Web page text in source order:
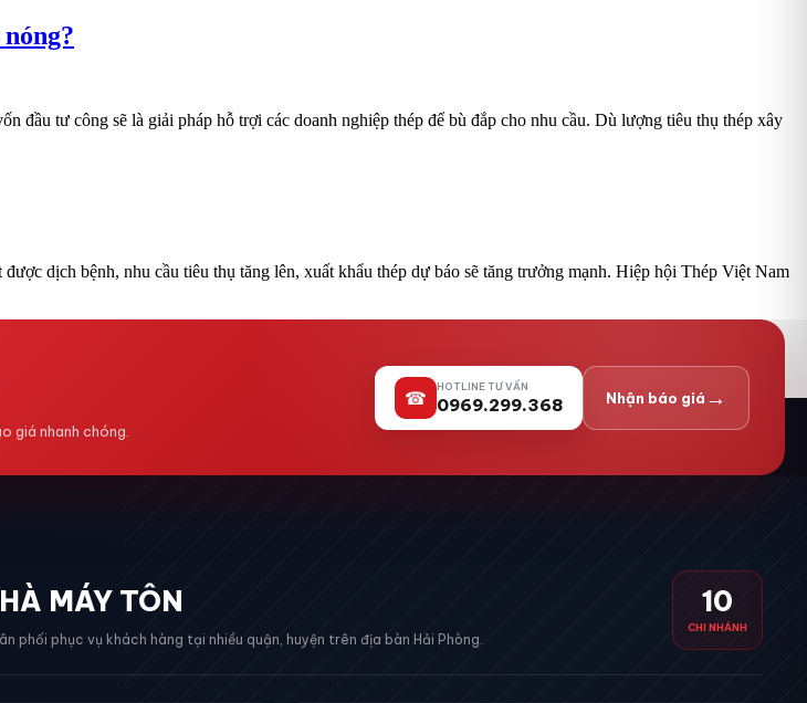
tư công sẽ là giải pháp hỗ trợi các doanh nghiệp thép để bù đắp cho nhu cầu. Dù lượng tiêu thụ thép xây
dịch bệnh, nhu cầu tiêu thụ tăng lên, xuất khẩu thép dự báo sẽ tăng trưởng mạnh. Hiệp hội Thép Việt Nam
giá nhanh chóng.
☎
HOTLINE TƯ VẤN
0969.299.368 Nhận báo giá →
MÁY TÔN
phối phục vụ khách hàng tại nhiều quận, huyện trên địa bàn Hải Phòng.
10
CHI NHÁNH